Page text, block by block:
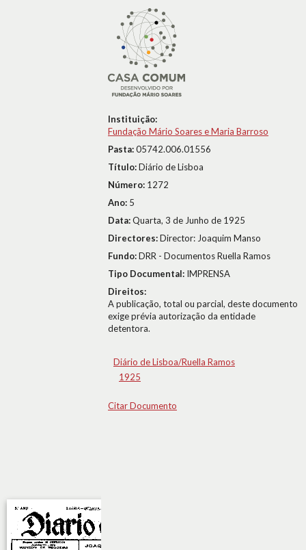
Instituição:
Fundação Mário Soares e Maria Barroso
Pasta:05742.006.01556
Título:Diário de Lisboa
Número: 1272
Ano: 5
Data:Quarta, 3 de Junho de 1925
Directores:Director: Joaquim Manso
Fundo:DRR - Documentos Ruella Ramos
Tipo Documental: IMPRENSA
Direitos:
A publicação, total ou parcial, deste documento
exige prévia autorização da entidade
detentora.
Diário de Lisboa/Ruella Ramos
1925
Citar Documento